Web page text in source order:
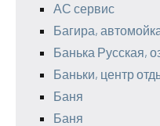
АС сервис
Багира,
Банька Русская,
Баньки, центр
Баня
Баня